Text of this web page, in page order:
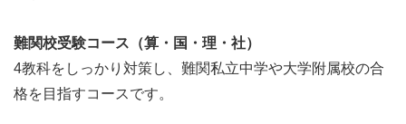
難関校受験コース（算・国・理・社）
4教科をしっかり対策し、難関私立中学や大学附属校の合
格を目指すコースです。